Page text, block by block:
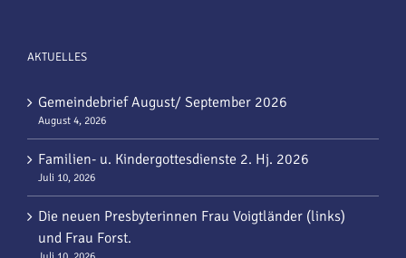
AKTUELLES
Gemeindebrief August/ September 2026
August 4, 2026
Familien- u. Kindergottesdienste 2. Hj. 2026
Juli 10, 2026
Die neuen Presbyterinnen Frau Voigtländer (links)
und Frau Forst.